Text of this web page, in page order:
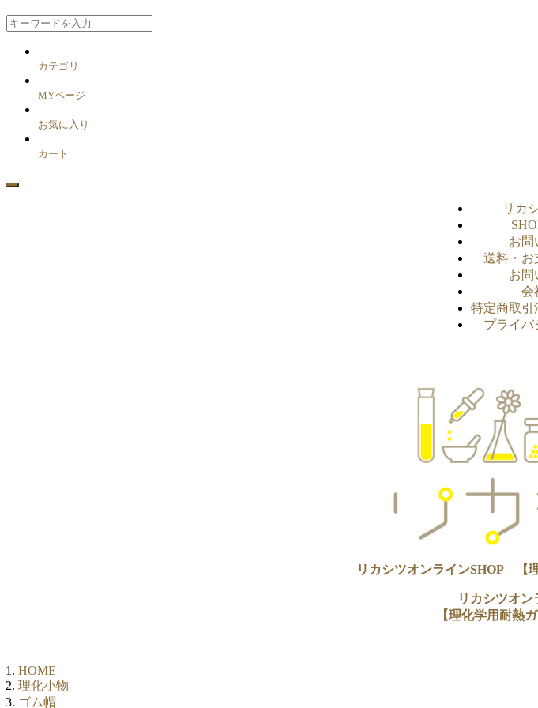
カテゴリ
MYページ
お気に入り
カート
リカ
お問
送料・お
お問
会
特定商取引
プライバ
リカシツオンラインSHOP 【
リカシツオン
【理化学用耐熱
HOME
理化小物
ゴム帽